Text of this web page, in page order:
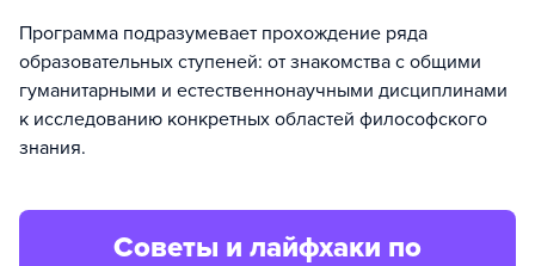
Программа подразумевает прохождение ряда
образовательных ступеней: от знакомства с общими
гуманитарными и естественнонаучными дисциплинами
к исследованию конкретных областей философского
знания.
Советы и лайфхаки по